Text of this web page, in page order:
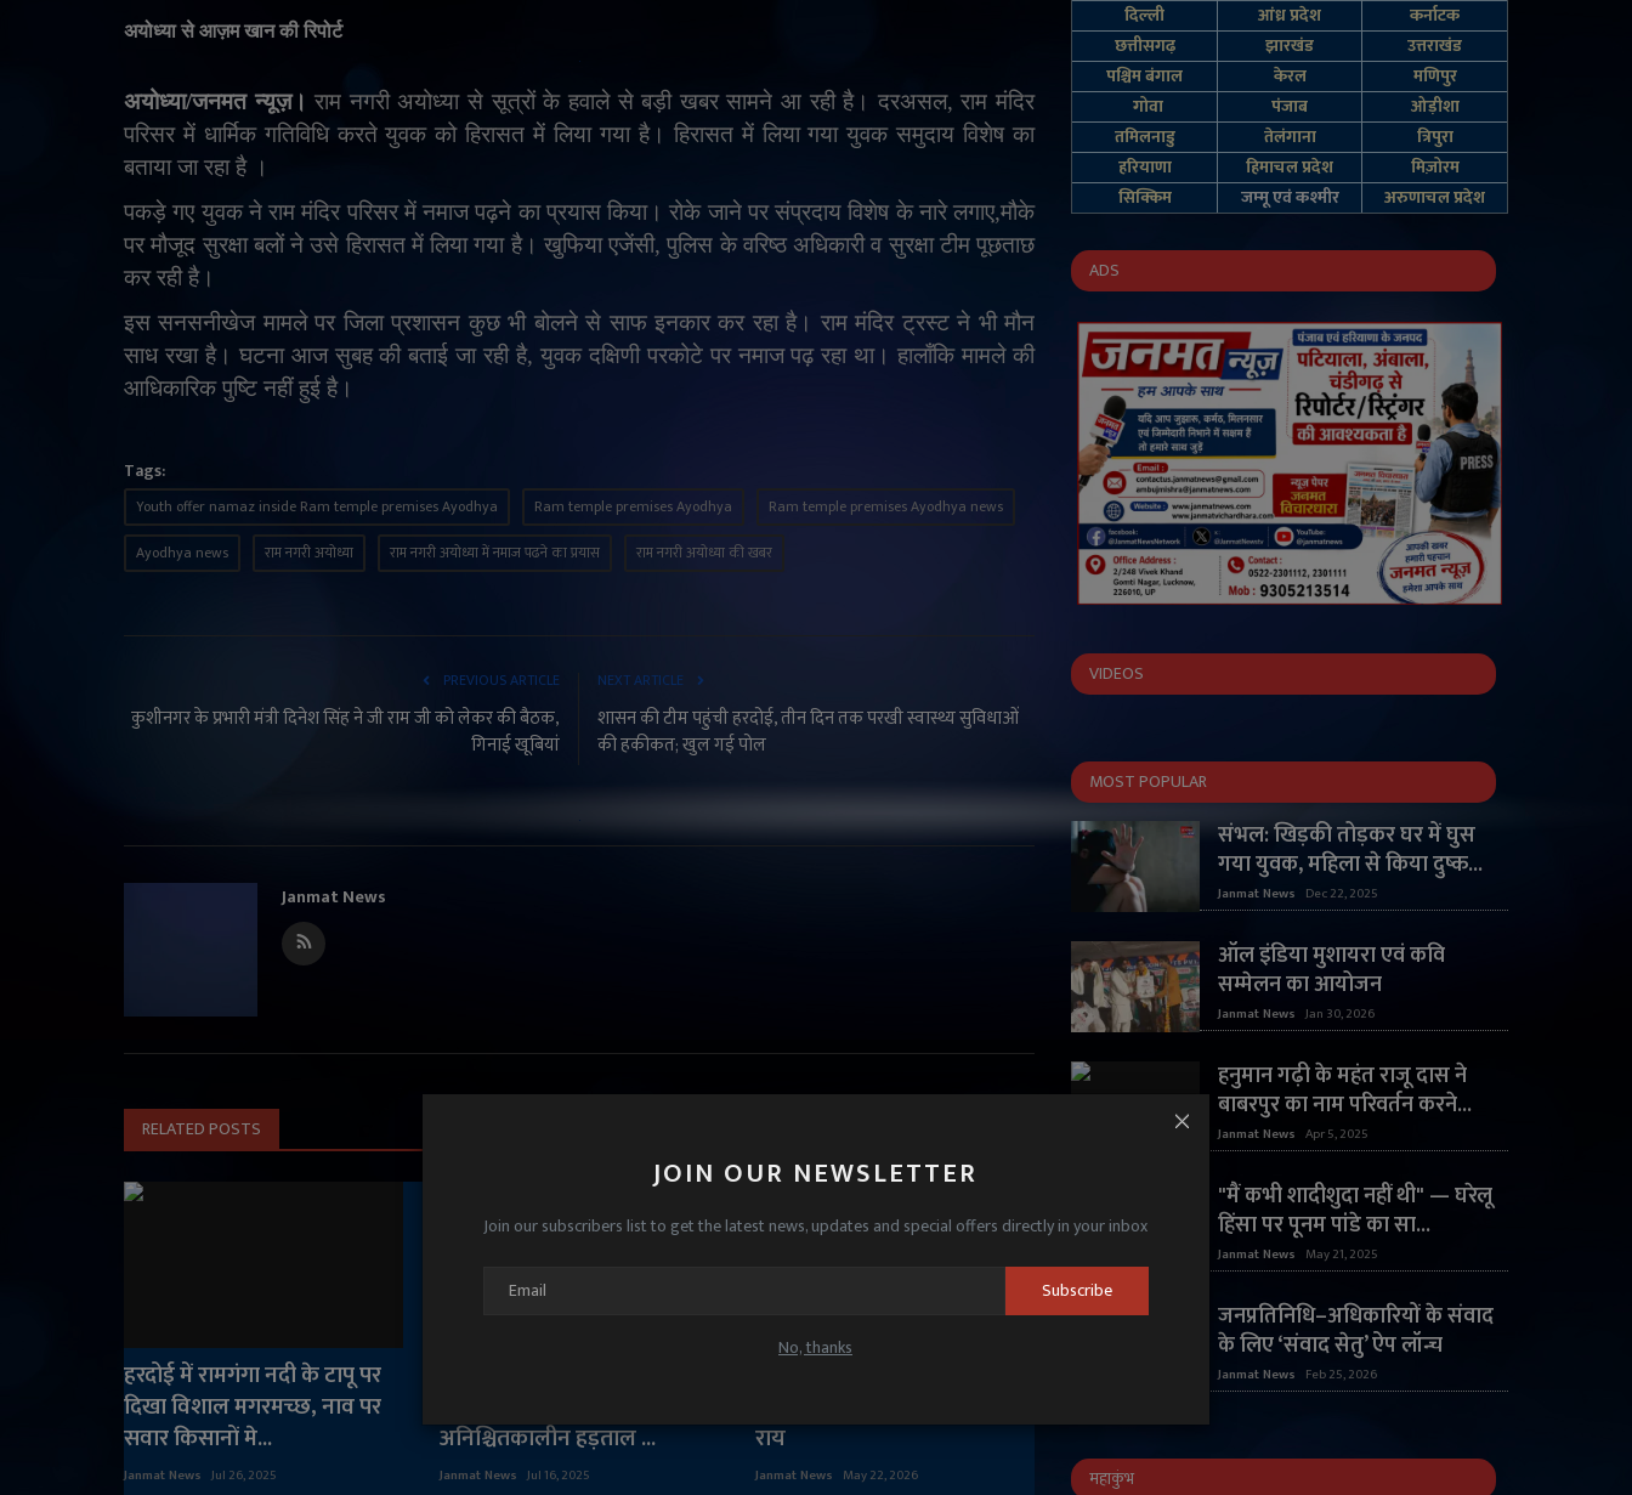
JOIN OUR NEWSLETTER
Join our subscribers list to get the latest news, updates and special offers directly in your inbox
Subscribe
No, thanks
अयोध्या से आज़म खान की रिपोर्ट
अयोध्या/जनमत न्यूज़।राम नगरी अयोध्या से सूत्रों के हवाले से बड़ी खबर सामने आ रही है। दरअसल, राम मंदिर
परिसर में धार्मिक गतिविधि करते युवक को हिरासत में लिया गया है। हिरासत में लिया गया युवक समुदाय विशेष का
बताया जा रहा है ।
पकड़े गए युवक ने राम मंदिर परिसर में नमाज पढ़ने का प्रयास किया। रोके जाने पर संप्रदाय विशेष के नारे लगाए,मौके
पर मौजूद सुरक्षा बलों ने उसे हिरासत में लिया गया है। खुफिया एजेंसी, पुलिस के वरिष्ठ अधिकारी व सुरक्षा टीम पूछताछ
कर रही है।
इस सनसनीखेज मामले पर जिला प्रशासन कुछ भी बोलने से साफ इनकार कर रहा है। राम मंदिर ट्रस्ट ने भी मौन
साध रखा है। घटना आज सुबह की बताई जा रही है, युवक दक्षिणी परकोटे पर नमाज पढ़ रहा था। हालाँकि मामले की
आधिकारिक पुष्टि नहीं हुई है।
Tags:
Youth offer namaz inside Ram temple premises Ayodhya Ram temple premises Ayodhya
Ram temple premises Ayodhya news
Ayodhya news
राम नगरी अयोध्या राम नगरी अयोध्या में नमाज पढने का प्रयास राम नगरी अयोध्या की खबर
PREVIOUS ARTICLE
कुशीनगर के प्रभारी मंत्री दिनेश सिंह ने जी राम जी को लेकर की बैठक,
गिनाई खूबियां
NEXT ARTICLE
शासन की टीम पहुंची हरदोई, तीन दिन तक परखी स्वास्थ्य सुविधाओं
की हकीकत; खुल गई पोल
Janmat News
RELATED POSTS
हरदोई में रामगंगा नदी के टापू पर
दिखा विशाल मगरमच्छ, नाव पर
सवार किसानों मे...
Janmat News Jul 26, 2025
अनिश्चितकालीन हड़ताल ...
Janmat News Jul 16, 2025
राय
Janmat News May 22, 2026
दिल्‍ली
आंध्र प्रदेश
कर्नाटक
छत्तीसगढ़
झारखंड
उत्तराखंड
पश्चिम बंगाल
केरल
मणिपुर
गोवा
पंजाब
ओड़ीशा
तमिलनाडु
तेलंगाना
त्रिपुरा
हरियाणा
हिमाचल प्रदेश
मिज़ोरम
सिक्किम
जम्‍मू एवं कश्‍मीर अरुणाचल प्रदेश
ADS
VIDEOS
MOST POPULAR
संभल: खिड़की तोड़कर घर में घुस
गया युवक, महिला से किया दुष्क...
Janmat News Dec 22, 2025
ऑल इंडिया मुशायरा एवं कवि
सम्मेलन का आयोजन
Janmat News Jan 30, 2026
हनुमान गढ़ी के महंत राजू दास ने
बाबरपुर का नाम परिवर्तन करने...
Janmat News Apr 5, 2025
"मैं कभी शादीशुदा नहीं थी" — घरेलू
हिंसा पर पूनम पांडे का सा...
Janmat News May 21, 2025
जनप्रतिनिधि–अधिकारियों के संवाद
के लिए ‘संवाद सेतु’ ऐप लॉन्च
Janmat News Feb 25, 2026
महाकुंभ